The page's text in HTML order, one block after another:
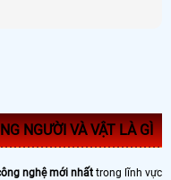
NGƯỜI VÀ VẬT LÀ GÌ
nghệ mới nhất trong lĩnh vực